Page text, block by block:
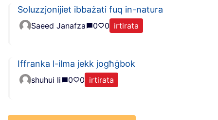
Soluzzjonijiet ibbażati fuq in-natura
Saeed Janafza 0 0 irtirata
Iffranka l-ilma jekk jogħġbok
shuhui li 0 0 irtirata